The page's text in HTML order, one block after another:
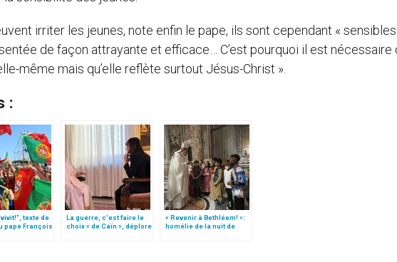
irriter les jeunes, note enfin le pape, ils sont cependant «
de façon attrayante et efficace… C’est pourquoi il est nécessaire
même mais qu’elle reflète surtout Jésus-Christ ».
:
texte de
pape François
La guerre, c’est faire le
choix « de Caïn », déplore
« Revenir à Bethléem! »:
homélie de la nuit de
Noël (texte complet)